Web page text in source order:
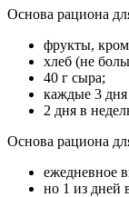
Основа рациона
фрукты,
хлеб (не
40 г сыра;
каждые 3
2 дня в
Основа рациона
ежедневное
но 1 из дней